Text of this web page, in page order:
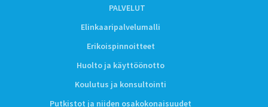
PALVELUT
Elinkaaripalvelumalli
Erikoispinnoitteet
Huolto ja käyttöönotto
Koulutus ja konsultointi
Putkistot ja niiden osakokonaisuudet